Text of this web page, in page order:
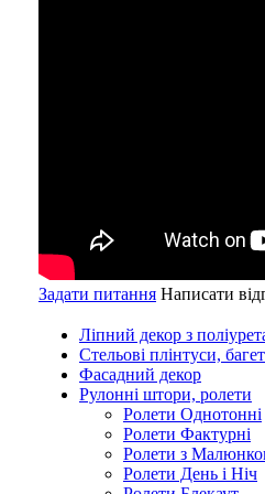
Задати питання Написати
Ліпний декор з
Стельові плінтуси,
Фасадний декор
Рулонні штори, ролети
Ролети Однотонні
Ролети Фактурні
Ролети з
Ролети День і Ніч